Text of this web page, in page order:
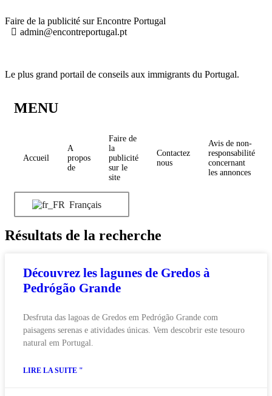
Faire de la publicité sur Encontre Portugal
admin@encontreportugal.pt
Le plus grand portail de conseils aux immigrants du Portugal.
MENU
Accueil
A
propos
de
Faire de
la
publicité
sur le
site
Contactez
nous
Avis de non-
responsabilité
concernant
les annonces
Français
Résultats de la recherche
Découvrez les lagunes de Gredos à
Pedrógão Grande
Desfruta das lagoas de Gredos em Pedrógão Grande com
paisagens serenas e atividades únicas. Vem descobrir este tesouro
natural em Portugal.
LIRE LA SUITE "